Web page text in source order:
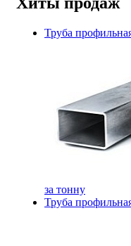
Труба
за тонну
Труба